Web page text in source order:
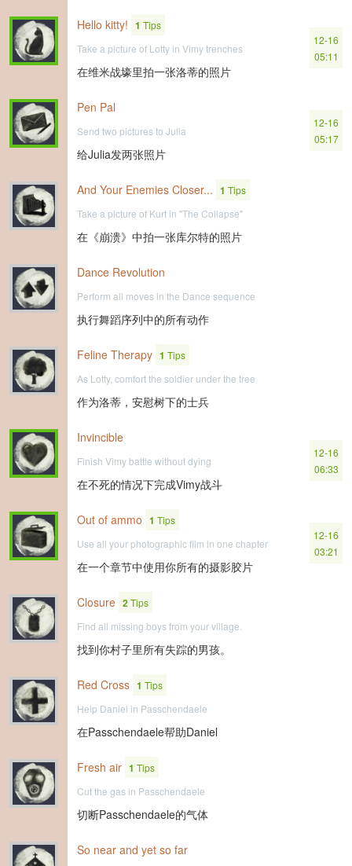
Hello kitty! 1 Tips
Take a picture of Lotty in Vimy trenches
在维米战壕里拍一张洛蒂的照片
12-16
05:11
Pen Pal
Send two pictures to Julia
给Julia发两张照片
12-16
05:17
And Your Enemies Closer... 1 Tips
Take a picture of Kurt in "The Collapse"
在《崩溃》中拍一张库尔特的照片
Dance Revolution
Perform all moves in the Dance sequence
执行舞蹈序列中的所有动作
Feline Therapy 1 Tips
As Lotty, comfort the soldier under the tree
作为洛蒂，安慰树下的士兵
Invincible
Finish Vimy battle without dying
在不死的情况下完成Vimy战斗
12-16
06:33
Out of ammo 1 Tips
Use all your photographic film in one chapter
在一个章节中使用你所有的摄影胶片
12-16
03:21
Closure 2Tips
Find all missing boys from your village.
找到你村子里所有失踪的男孩。
Red Cross 1 Tips
Help Daniel in Passchendaele
在Passchendaele帮助Daniel
Fresh air 1 Tips
Cut the gas in Passchendaele
切断Passchendaele的气体
So near and yet so far